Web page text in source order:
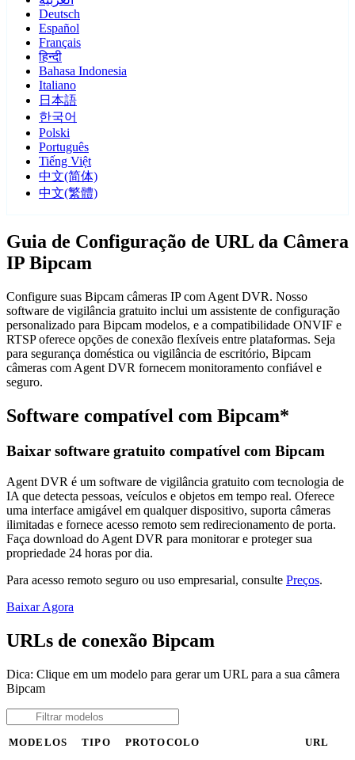
Deutsch
Español
Français
हिन्दी
Bahasa Indonesia
Italiano
日本語
한국어
Polski
Português
Tiếng Việt
中文(简体)
中文(繁體)
Guia de Configuração de URL da Câmera
IP Bipcam
Configure suas Bipcam câmeras IP com Agent DVR. Nosso
software de vigilância gratuito inclui um assistente de configuração
personalizado para Bipcam modelos, e a compatibilidade ONVIF e
RTSP oferece opções de conexão flexíveis entre plataformas. Seja
para segurança doméstica ou vigilância de escritório, Bipcam
câmeras com Agent DVR fornecem monitoramento confiável e
seguro.
Software compatível com Bipcam*
Baixar software gratuito compatível com Bipcam
Agent DVR é um software de vigilância gratuito com tecnologia de
IA que detecta pessoas, veículos e objetos em tempo real. Oferece
uma interface amigável em qualquer dispositivo, suporta câmeras
ilimitadas e fornece acesso remoto sem redirecionamento de porta.
Faça download do Agent DVR para monitorar e proteger sua
propriedade 24 horas por dia.
Para acesso remoto seguro ou uso empresarial, consulte Preços.
Baixar Agora
URLs de conexão Bipcam
Dica: Clique em um modelo para gerar um URL para a sua câmera
Bipcam
MODELOS TIPO PROTOCOLO URL